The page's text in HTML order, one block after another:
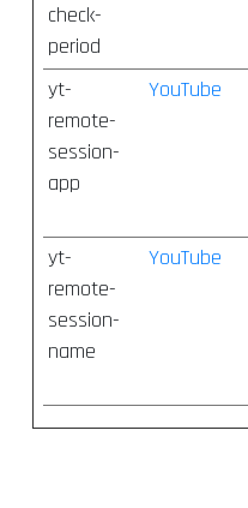
check-
period
yt-
remote-
session-
app
YouTube
yt-
remote-
session-
name
YouTube